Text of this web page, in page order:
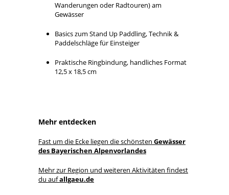
Wanderungen oder Radtouren) am
Gewässer
Basics zum Stand Up Paddling, Technik &
Paddelschläge für Einsteiger
Praktische Ringbindung, handliches Format
12,5 x 18,5 cm
Mehr entdecken
Fast um die Ecke liegen die schönsten Gewässer
des Bayerischen Alpenvorlandes
Mehr zur Region und weiteren Aktivitäten findest
du aufallgaeu.de